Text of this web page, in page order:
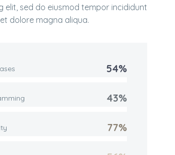
elit, sed do eiusmod tempor incididunt
dolore magna aliqua.
54%
43%
77%